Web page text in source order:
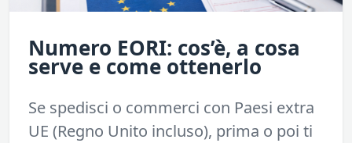
Numero EORI: cos’è, a cosa
serve e come ottenerlo
Se spedisci o commerci con Paesi extra
UE (Regno Unito incluso), prima o poi ti